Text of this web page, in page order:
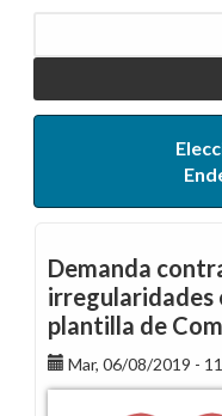
Demanda
irregularidades
plantilla de
Mar, 06/08/2019 -